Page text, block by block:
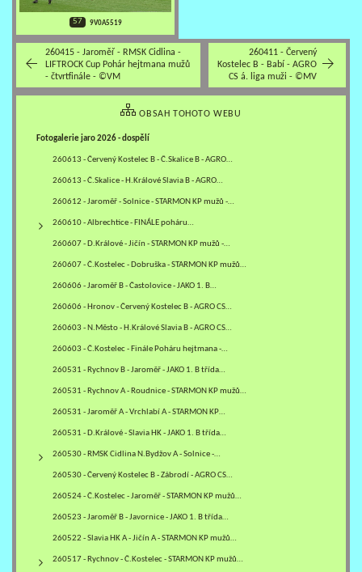
57 9V0A5519
260415 - Jaroměř - RMSK Cidlina -
LIFTROCK Cup Pohár hejtmana mužů
- čtvrtfinále - ©VM
260411 - Červený
Kostelec B - Babí - AGRO
CS á. liga muži - ©MV
OBSAH TOHOTO WEBU
Fotogalerie jaro 2026 - dospělí
260613 - Červený Kostelec B - Č.Skalice B - AGRO…
260613 - Č.Skalice - H.Králové Slavia B - AGRO…
260612 - Jaroměř - Solnice - STARMON KP mužů -…
260610 - Albrechtice - FINÁLE poháru…
260607 - D.Králové - Jičín - STARMON KP mužů -…
260607 - Č.Kostelec - Dobruška - STARMON KP mužů…
260606 - Jaroměř B - Častolovice - JAKO 1. B…
260606 - Hronov - Červený Kostelec B - AGRO CS…
260603 - N.Město - H.Králové Slavia B - AGRO CS…
260603 - Č.Kostelec - Finále Poháru hejtmana -…
260531 - Rychnov B - Jaroměř - JAKO 1. B třída…
260531 - Rychnov A - Roudnice - STARMON KP mužů…
260531 - Jaroměř A - Vrchlabí A - STARMON KP…
260531 - D.Králové - Slavia HK - JAKO 1. B třída…
260530 - RMSK Cidlina N.Bydžov A - Solnice -…
260530 - Červený Kostelec B - Zábrodí - AGRO CS…
260524 - Č.Kostelec - Jaroměř - STARMON KP mužů…
260523 - Jaroměř B - Javornice - JAKO 1. B třída…
260522 - Slavia HK A - Jičín A - STARMON KP mužů…
260517 - Rychnov - Č.Kostelec - STARMON KP mužů…